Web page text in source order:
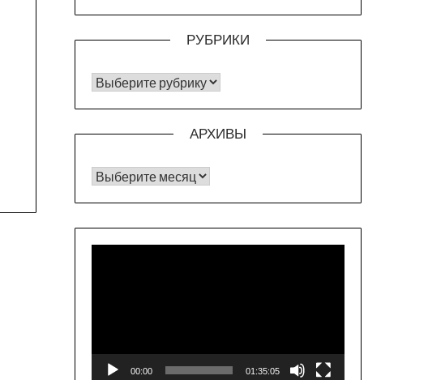
РУБРИКИ
РУБРИКИ
АРХИВЫ
Архивы
00:00 01:35:05